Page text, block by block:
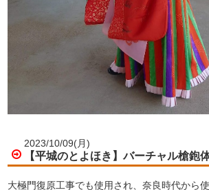
2023/10/09(月)
【平城のとよほき】バーチャル槍鉋
大極門復原工事でも使用され、奈良時代から